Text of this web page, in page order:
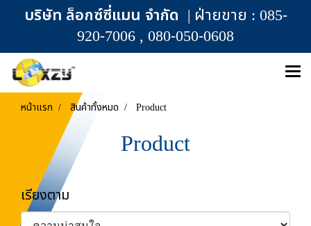
บริษัท ล็อกซ์ซี่แมน จำกัด | ฝ่ายขาย : 085-
920-7006 , 080-050-0608
หน้าแรก สินค้าทั้งหมด Product
Product
เรียงตาม